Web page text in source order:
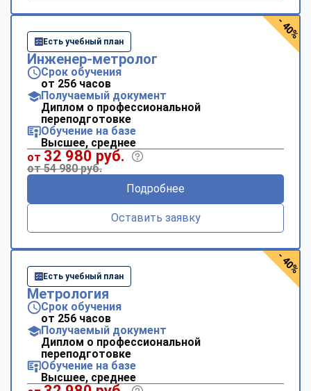
Есть учебный план
Инженер-метролог
Срок обучения
от 256 часов
Получаемый документ
Диплом о профессиональной
переподготовке
Обучение на базе
Высшее, среднее
от 32 980 руб.
от 54 980 руб.
Подробнее
Оставить заявку
- 40%
Есть учебный план
Метрология
Срок обучения
от 256 часов
Получаемый документ
Диплом о профессиональной
переподготовке
Обучение на базе
Высшее, среднее
- 40%